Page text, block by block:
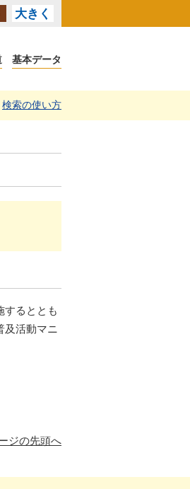
大きく
検索の使い方
するととも
及活動マニ
ジの先頭へ